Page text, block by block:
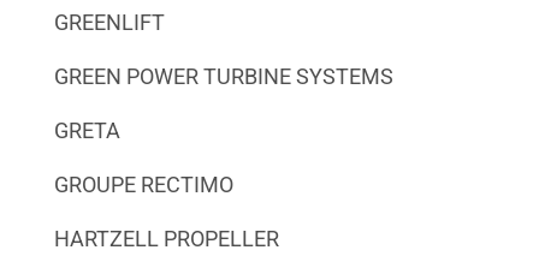
GREENLIFT
GREEN POWER TURBINE SYSTEMS
GRETA
GROUPE RECTIMO
HARTZELL PROPELLER